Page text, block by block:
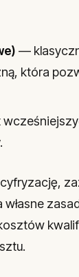
—
która